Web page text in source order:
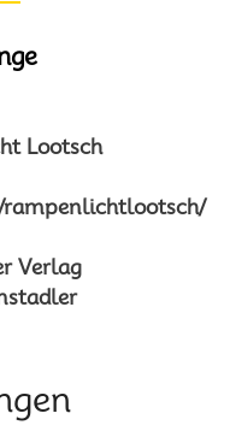
Lootsch
Verlag